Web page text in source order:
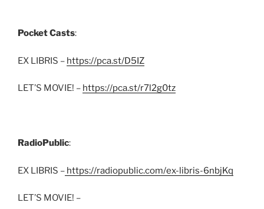
Pocket Casts:
EX LIBRIS – https://pca.st/D5IZ
LET’S MOVIE! – https://pca.st/r7l2g0tz
RadioPublic:
EX LIBRIS – https://radiopublic.com/ex-libris-6nbjKq
LET’S MOVIE! –